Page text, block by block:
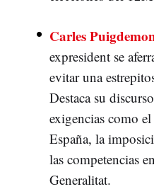
Carles
expresident se
evitar una
Destaca su
exigencias como
España, la
las competencias
Generalitat.